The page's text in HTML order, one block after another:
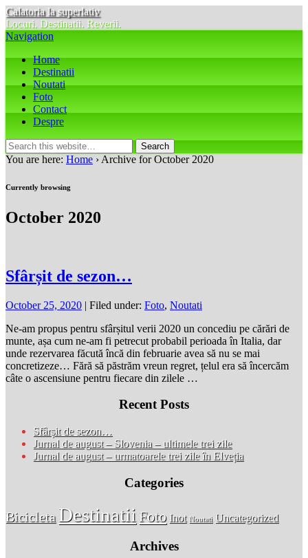
Calatoria la superlativ
Locuri. Destinatii. Reverii.
Navigation
Home
Destinatii
Noutati
Foto
Contact
Despre
You are here: Home › Archive for October 2020
Currently browsing
October 2020
Sfârșit de sezon…
October 25, 2020 | Filed under: Foto, Noutati
Ne-am propus pentru sfârșitul verii 2020 un concediu pe cărări de
munte, așa cum ne-am fi petrecut probabil perioada în Italia, dar
unde rezervarea făcută încă din februarie avea să nu se mai
concretizeze… Fără să păstrăm vreun regret, țelul era să încercăm
câte o ascensiune pentru fiecare din zilele …
Recent Posts
Sfârșit de sezon…
Jurnal de august – Slovenia – ultimele trei zile
Jurnal de august – urmatoarele trei zile în Elveția
Categories
Bicicleta Destinatii Foto Inot Noutati Uncategorized
Archives